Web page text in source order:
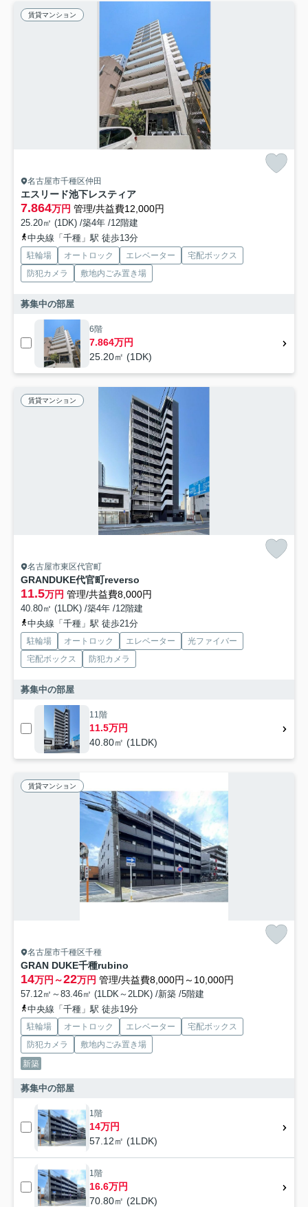
賃貸マンション
名古屋市千種区仲田
エスリード池下レスティア
7.864万円 管理/共益費12,000円
25.20㎡ (1DK) /築4年 /12階建
中央線「千種」駅 徒歩13分
駐輪場 オートロック エレベーター
宅配ボックス
防犯カメラ
敷地内ごみ置き場
募集中の部屋
6階
7.864万円
25.20㎡ (1DK)
賃貸マンション
名古屋市東区代官町
GRANDUKE代官町reverso
11.5万円 管理/共益費8,000円
40.80㎡ (1LDK) /築4年 /12階建
中央線「千種」駅 徒歩21分
駐輪場 オートロック エレベーター
光ファイバー
宅配ボックス
防犯カメラ
募集中の部屋
11階
11.5万円
40.80㎡ (1LDK)
賃貸マンション
名古屋市千種区千種
GRAN DUKE千種rubino
14万円～22万円 管理/共益費8,000円～10,000円
57.12㎡～83.46㎡ (1LDK～2LDK) /新築 /5階建
中央線「千種」駅 徒歩19分
駐輪場 オートロック エレベーター
宅配ボックス
防犯カメラ
敷地内ごみ置き場
新築
募集中の部屋
1階
14万円
57.12㎡ (1LDK)
1階
16.6万円
70.80㎡ (2LDK)